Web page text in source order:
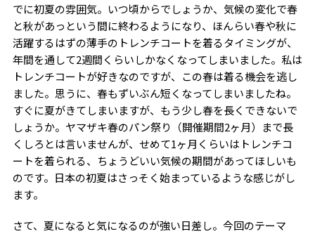
でに初夏の雰囲気。いつ頃からでしょうか、気候の変化で春
と秋があっという間に終わるようになり、ほんらい春や秋に
活躍するはずの薄手のトレンチコートを着るタイミングが、
年間を通して2週間くらいしかなくなってしまいました。私は
トレンチコートが好きなのですが、この春は着る機会を逃し
ました。思うに、春もずいぶん短くなってしまいましたね。
すぐに夏がきてしまいますが、もう少し春を長くできないで
しょうか。ヤマザキ春のパン祭り（開催期間2ヶ月）まで長
くしろとは言いませんが、せめて1ヶ月くらいはトレンチコ
ートを着られる、ちょうどいい気候の期間があってほしいも
のです。日本の初夏はさっそく始まっているような感じがし
ます。
さて、夏になると気になるのが強い日差し。今回のテーマ